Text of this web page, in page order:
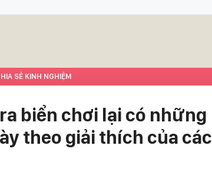
SẺ KINH NGHIỆM
biển chơi lại có những
theo giải thích của các